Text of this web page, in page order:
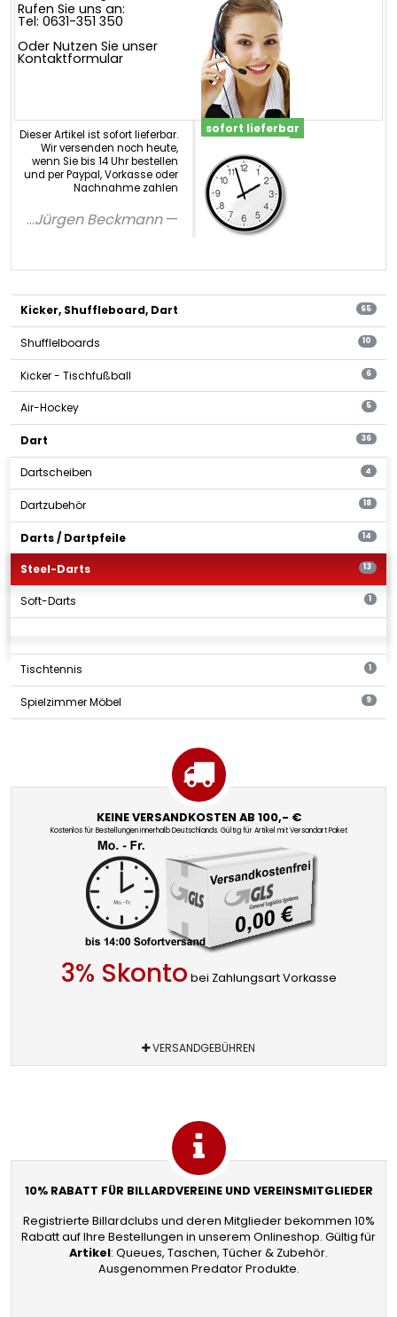
Rufen Sie uns an:
Tel: 0631-351 350
Oder Nutzen Sie unser
Kontaktformular
Dieser Artikel ist sofort lieferbar.
Wir versenden noch heute,
wenn Sie bis 14 Uhr bestellen
und per Paypal, Vorkasse oder
Nachnahme zahlen
...Jürgen Beckmann
sofort lieferbar
Kicker, Shuffleboard, Dart 65
Shufflelboards 10
Kicker - Tischfußball 6
Air-Hockey 5
Dart 36
Dartscheiben 4
Dartzubehör 18
Darts / Dartpfeile 14
Steel-Darts 13
Soft-Darts 1
Tischtennis 1
Spielzimmer Möbel 9
KEINE VERSANDKOSTEN AB 100,- €
Kostenlos für Bestellungen innerhalb Deutschlands. Gültig für Artikel mit Versandart Paket
3% Skonto bei Zahlungsart Vorkasse
VERSANDGEBÜHREN
10% RABATT FÜR BILLARDVEREINE UND VEREINSMITGLIEDER
Registrierte Billardclubs und deren Mitglieder bekommen 10%
Rabatt auf Ihre Bestellungen in unserem Onlineshop. Gültig für
Artikel: Queues, Taschen, Tücher & Zubehör.
Ausgenommen Predator Produkte.